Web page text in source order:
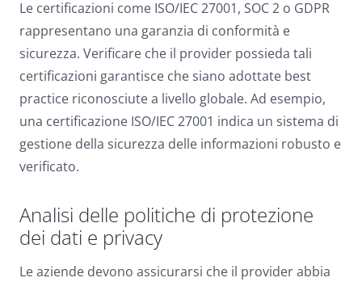
Le certificazioni come ISO/IEC 27001, SOC 2 o GDPR
rappresentano una garanzia di conformità e
sicurezza. Verificare che il provider possieda tali
certificazioni garantisce che siano adottate best
practice riconosciute a livello globale. Ad esempio,
una certificazione ISO/IEC 27001 indica un sistema di
gestione della sicurezza delle informazioni robusto e
verificato.
Analisi delle politiche di protezione
dei dati e privacy
Le aziende devono assicurarsi che il provider abbia